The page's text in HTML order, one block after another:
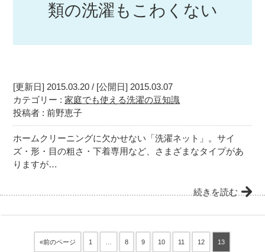
類の洗濯もこわくない
[更新日] 2015.03.20 / [公開日] 2015.03.07
カテゴリー :家庭でも使える洗濯の豆知識
投稿者 : 前野恵子
ホームクリーニングに欠かせない「洗濯ネット」。サイ
ズ・形・目の粗さ・下着専用など、さまざまなタイプがあ
りますが…
続きを読む
«前のページ 1 8 9 10 11 12 13